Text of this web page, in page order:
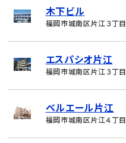
木下ビル
福岡市城南区片江３丁目
エスパシオ片江
福岡市城南区片江３丁目
ベルエール片江
福岡市城南区片江４丁目